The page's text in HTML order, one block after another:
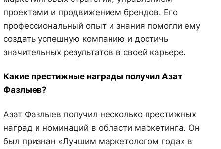
проектами и продвижением брендов. Его
профессиональный опыт и знания помогли ему
создать успешную компанию и достичь
значительных результатов в своей карьере.
Какие престижные награды получил Азат
Фазлыев?
Азат Фазлыев получил несколько престижных
наград и номинаций в области маркетинга. Он
был признан «Лучшим маркетологом года» в